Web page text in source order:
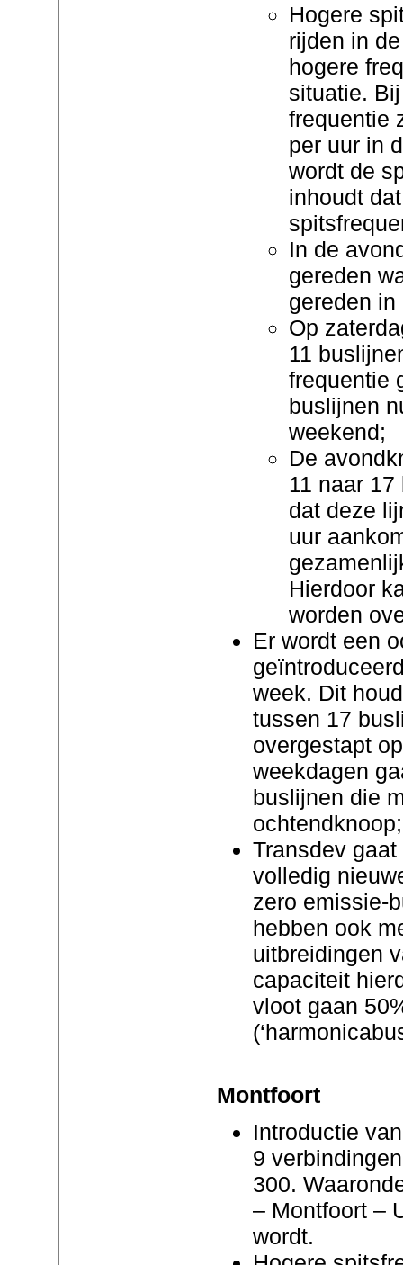
Hogere
rijden in
hogere
situatie.
frequentie
per uur in
wordt de
inhoudt
In de
gereden
gereden in
Op
11
frequentie
buslijnen
weekend;
De
11 naar
dat deze
uur
Hierdoor
worden
Er wordt een
week. Dit
tussen 17
overgestapt
weekdagen
buslijnen die
ochtendknoop;
Transdev
volledig
zero emissie-
hebben ook
uitbreidingen
capaciteit
vloot gaan
Montfoort
Introductie
9
300.
– Montfoort –
wordt.